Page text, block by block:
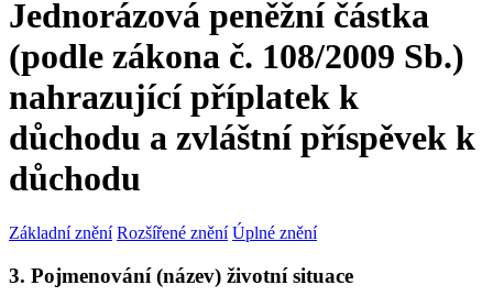
Jednorázová peněžní částka
(podle zákona č. 108/2009 Sb.)
nahrazující příplatek k
důchodu a zvláštní příspěvek k
důchodu
Základní znění Rozšířené znění Úplné znění
3. Pojmenování (název) životní situace